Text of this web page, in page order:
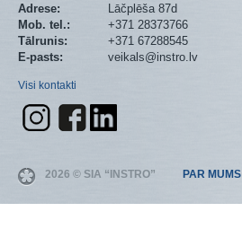
Adrese:
Lāčplēša 87d
Mob. tel.:
+371 28373766
Tālrunis:
+371 67288545
E-pasts:
veikals@instro.lv
Visi kontakti
2026 © SIA “INSTRO” PAR MUMS